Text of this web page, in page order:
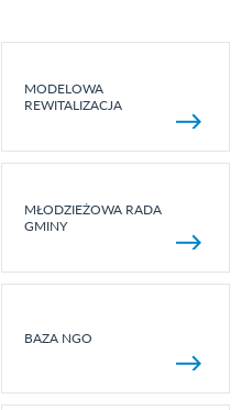
MODELOWA
REWITALIZACJA
MŁODZIEŻOWA RADA
GMINY
BAZA NGO